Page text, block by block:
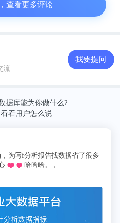
年2月发售的积木熊与梵高
，1000%规格的发售价为
元，两天前的最高价甚至
查看更多评论
流
我要提问
据库能为你做什么?
看看用户怎么说
省了很多
同学推荐的o，不